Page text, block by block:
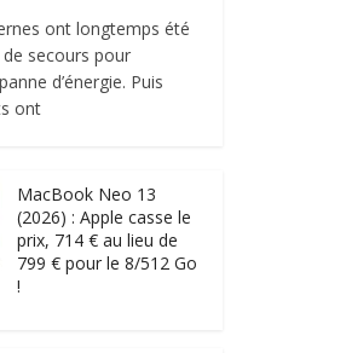
ont longtemps été
secours pour
d’énergie. Puis
ont
MacBook Neo 13
(2026) : Apple casse le
prix, 714 € au lieu de
799 € pour le 8/512 Go
!